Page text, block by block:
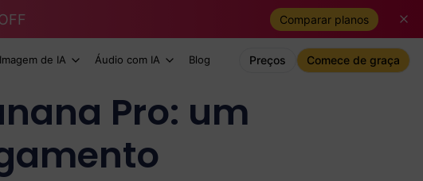
Comparar planos
Imagem de IA Áudio com IA Blog Preços Comece de graça
Pro: um